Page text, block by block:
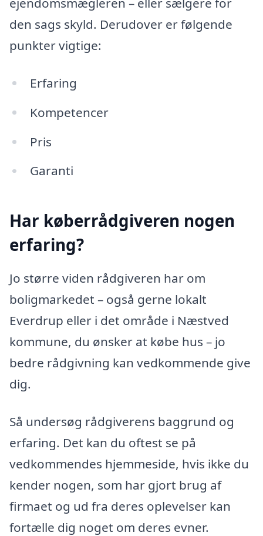
den sags skyld. Derudover er følgende
punkter vigtige:
Erfaring
Kompetencer
Pris
Garanti
Har køberrådgiveren nogen
erfaring?
Jo større viden rådgiveren har om
boligmarkedet – også gerne lokalt
Everdrup eller i det område i Næstved
kommune, du ønsker at købe hus – jo
bedre rådgivning kan vedkommende give
dig.
Så undersøg rådgiverens baggrund og
erfaring. Det kan du oftest se på
vedkommendes hjemmeside, hvis ikke du
kender nogen, som har gjort brug af
firmaet og ud fra deres oplevelser kan
fortælle dig noget om deres evner.